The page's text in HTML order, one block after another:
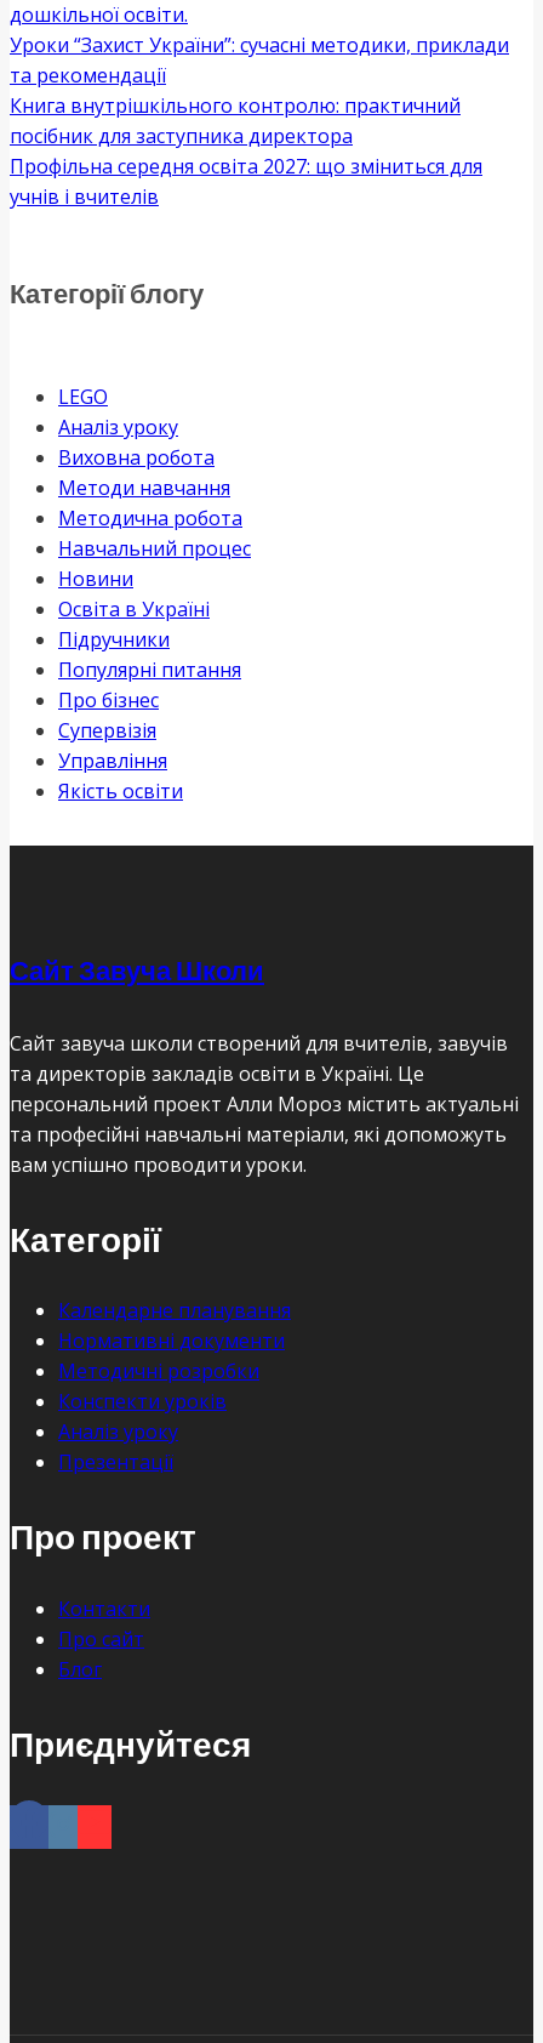
дошкільної освіти.
Уроки “Захист України”: сучасні методики, приклади
та рекомендації
Книга внутрішкільного контролю: практичний
посібник для заступника директора
Профільна середня освіта 2027: що зміниться для
учнів і вчителів
Категорії блогу
LEGO
Аналіз уроку
Виховна робота
Методи навчання
Методична робота
Навчальний процес
Новини
Освіта в Україні
Підручники
Популярні питання
Про бізнес
Супервізія
Управління
Якість освіти
Сайт Завуча Школи
Сайт завуча школи створений для вчителів, завучів
та директорів закладів освіти в Україні. Це
персональний проект Алли Мороз містить актуальні
та професійні навчальні матеріали, які допоможуть
вам успішно проводити уроки.
Категорії
Календарне планування
Нормативні документи
Методичні розробки
Конспекти уроків
Аналіз уроку
Презентації
Про проект
Контакти
Про сайт
Блог
Приєднуйтеся